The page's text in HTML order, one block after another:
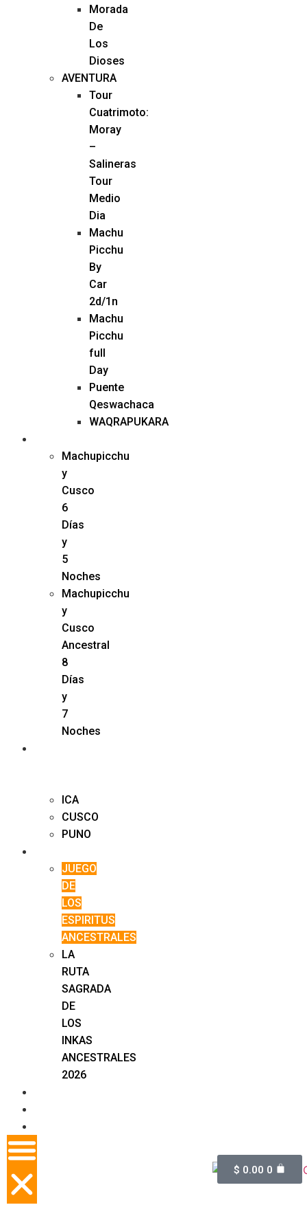
Morada
De
Los
Dioses
AVENTURA
Tour
Cuatrimoto:
Moray
–
Salineras
Tour
Medio
Dia
Machu
Picchu
By
Car
2d/1n
Machu
Picchu
full
Day
Puente
Qeswachaca
WAQRAPUKARA
Machupicchu
y
Cusco
6
Días
y
5
Noches
Machupicchu
y
Cusco
Ancestral
8
Días
y
7
Noches
ICA
CUSCO
PUNO
JUEGO
DE
LOS
ESPIRITUS
ANCESTRALES
LA
RUTA
SAGRADA
DE
LOS
INKAS
ANCESTRALES
2026
$ 0.00 0